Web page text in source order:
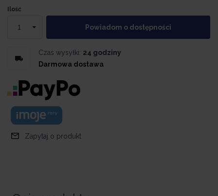
Ilość
Powiadom o dostępności
Czas wysyłki: 24 godziny
Darmowa dostawa
Zapytaj o produkt